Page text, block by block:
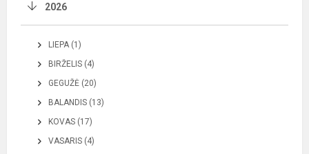
2026
LIEPA (1)
BIRŽELIS (4)
GEGUŽĖ (20)
BALANDIS (13)
KOVAS (17)
VASARIS (4)